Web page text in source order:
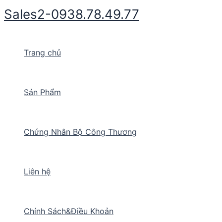
Nhảy
tới
Sales2-0938.78.49.77
Trang chủ
Sản Phẩm
Chứng Nhân Bộ Công Thương
Liên hệ
Chính Sách&Điều Khoản